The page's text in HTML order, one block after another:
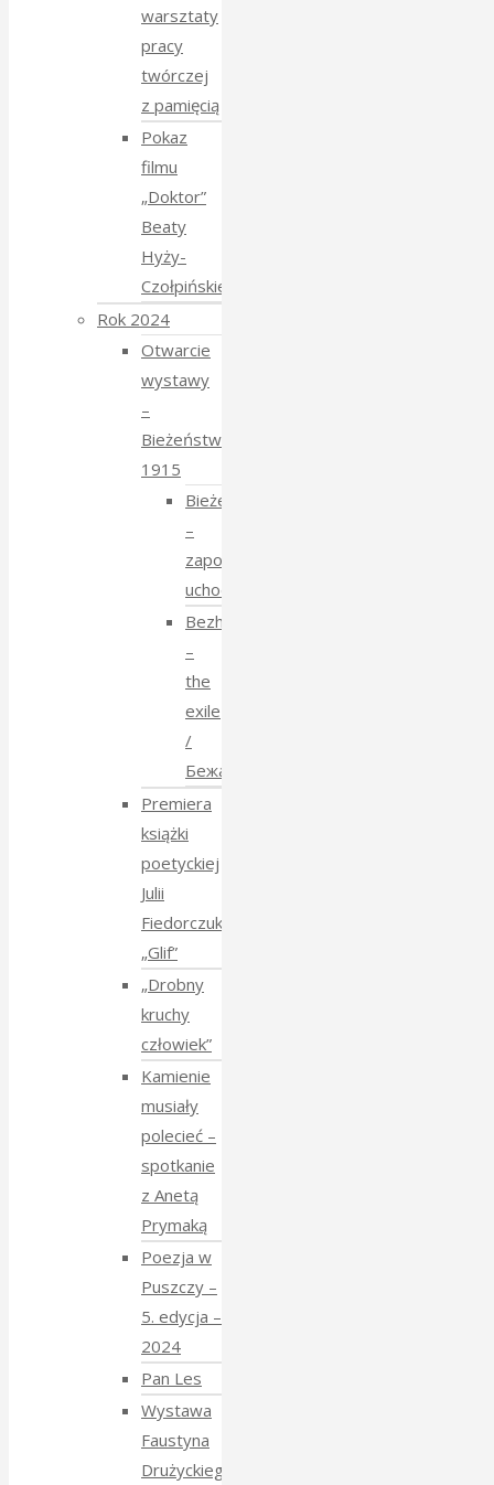
warsztaty
pracy
twórczej
z pamięcią
Pokaz
filmu
„Doktor”
Beaty
Hyży-
Czołpińskiej
Rok 2024
Otwarcie
wystawy
–
Bieżeństwo
1915
Bieżeństwo
–
zapomniane
uchodźstwo
Bezhenstvo
–
the
exile
/
Бежанства
Premiera
książki
poetyckiej
Julii
Fiedorczuk
„Glif”
„Drobny
kruchy
człowiek”
Kamienie
musiały
polecieć –
spotkanie
z Anetą
Prymaką
Poezja w
Puszczy –
5. edycja –
2024
Pan Les
Wystawa
Faustyna
Drużyckiego